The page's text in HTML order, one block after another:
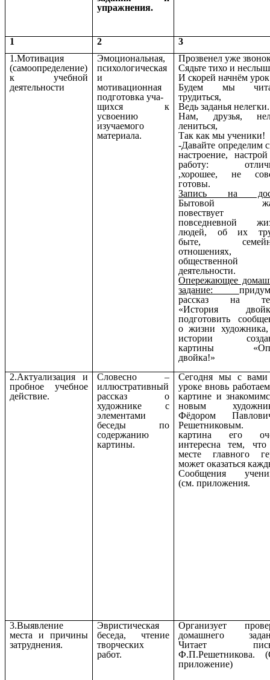
упражнения.
1 2
3
1.Мотивация
(самоопределение)
к учебной
деятельности
Эмоциональная,
психологическая
и
мотивационная
подготовка уча-
щихся к
усвоению
изучаемого
материала.
Прозвенел уже
Сядьте тихо и
И скорей начнём
Будем мы
трудиться,
Ведь заданья нелегки.
Нам, друзья,
лениться,
Так как мы ученики!
-Давайте определим
настроение,
работу:
,хорошее, не
готовы.
Запись на
Бытовой
повседневной
людей, об их
быте,
отношениях,
общественной
деятельности.
Опережающее
задание:
рассказ на
«История
подготовить
о жизни
истории
картины
двойка!»
2.Актуализация и
пробное учебное
действие.
Словесно –
иллюстративный
рассказ о
художнике с
элементами
беседы по
содержанию
картины.
Сегодня мы с
уроке вновь
картине и
новым
Фёдором
картина его
интересна тем,
месте главного
может оказаться
Сообщения
(см. приложения.
3.Выявление
места и причины
затруднения.
Эвристическая
беседа, чтение
творческих
работ.
Организует
домашнего
Читает
Ф.П.Решетникова.
приложение)